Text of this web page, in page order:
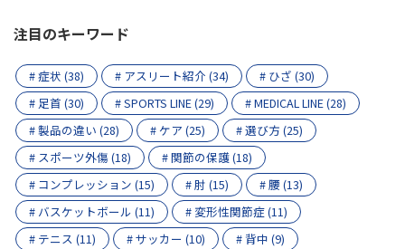
注目のキーワード
# 症状 (38) # アスリート紹介 (34)
# ひざ (30)
# 足首 (30)
# SPORTS LINE (29)
# MEDICAL LINE (28)
# 製品の違い (28)
# ケア (25)
# 選び方 (25)
# スポーツ外傷 (18)
# 関節の保護 (18)
# コンプレッション (15)
# 肘 (15)
# 腰 (13)
# バスケットボール (11)
# 変形性関節症 (11)
# テニス (11)
# サッカー (10)
# 背中 (9)